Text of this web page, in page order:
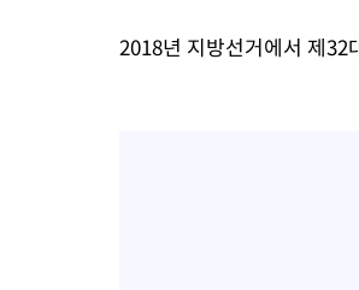
2018년 지방선거에서 제32